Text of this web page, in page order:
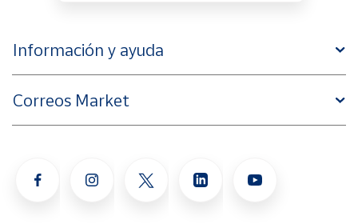
Información y ayuda
Correos Market